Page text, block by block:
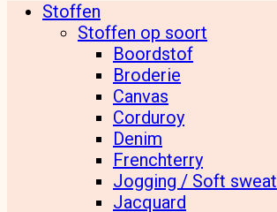
Stoffen
Stoffen op soort
Boordstof
Broderie
Canvas
Corduroy
Denim
Frenchterry
Jogging / Soft sweat
Jacquard